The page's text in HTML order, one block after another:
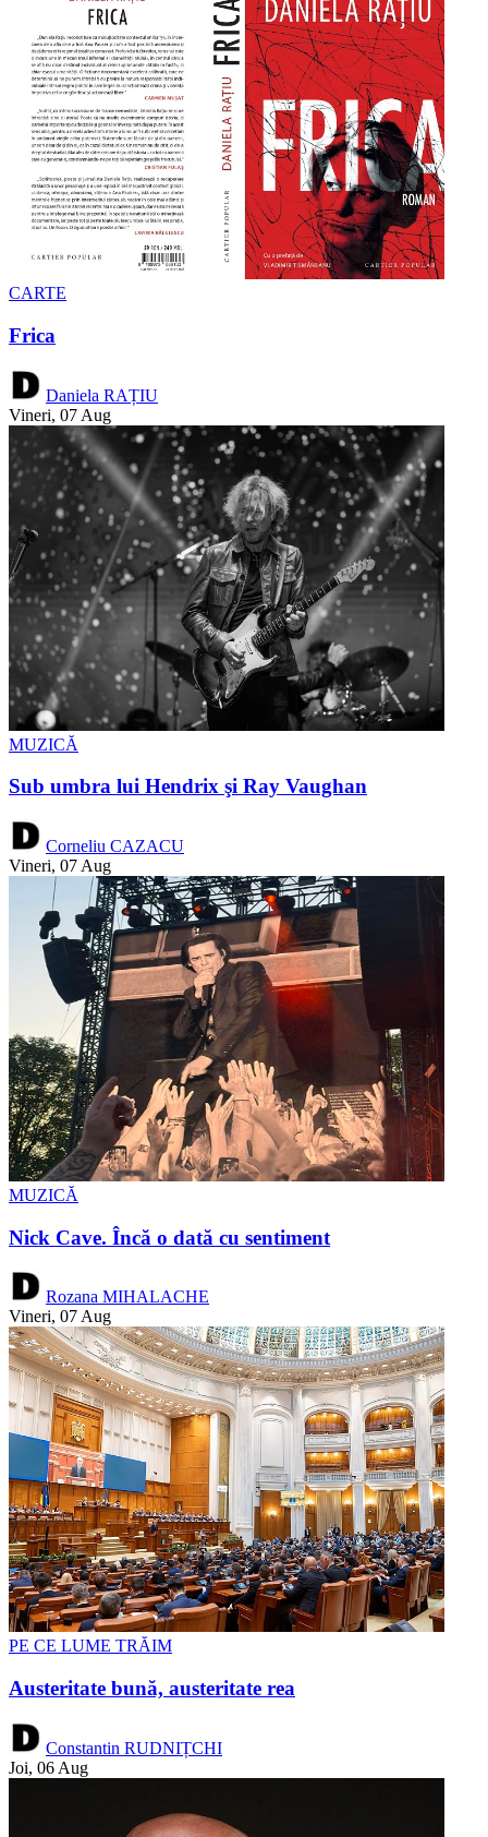
CARTE
Frica
Daniela RAȚIU
Vineri, 07 Aug
MUZICĂ
Sub umbra lui Hendrix şi Ray Vaughan
Corneliu CAZACU
Vineri, 07 Aug
MUZICĂ
Nick Cave. Încă o dată cu sentiment
Rozana MIHALACHE
Vineri, 07 Aug
PE CE LUME TRĂIM
Austeritate bună, austeritate rea
Constantin RUDNIȚCHI
Joi, 06 Aug